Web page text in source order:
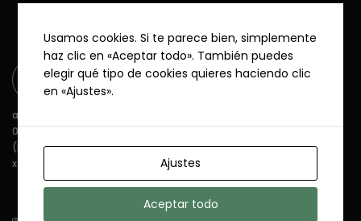
avda. de La Fontana 18
03738 Jávea - Alicante
(Frente Club de Tenis)
xabia@farmatorres.net
Usamos cookies. Si te parece bien, simplemente
haz clic en «Aceptar todo». También puedes
elegir qué tipo de cookies quieres haciendo clic
en «Ajustes».
Ajustes
Aceptar todo